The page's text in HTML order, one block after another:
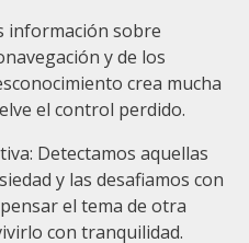
sobre
y de los
crea mucha
el control perdido.
Detectamos aquellas
y las desafiamos con
el tema de otra
con tranquilidad.